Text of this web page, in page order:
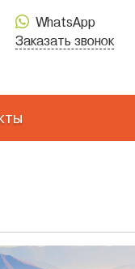
WhatsApp
Заказать звонок